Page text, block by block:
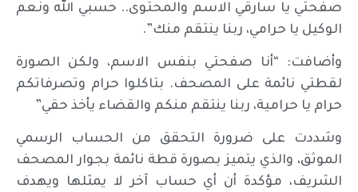
صفحتي يا سارقي الاسم والمحتوى.. حسبي الله ونعم
الوكيل يا حرامي، ربنا ينتقم منك”.
وأضافت: “أنا صفحتي بنفس الاسم، ولكن الصورة
لقطتي نائمة على المصحف. بتاكلوا حرام وتصرفاتكم
حرام يا حرامية، ربنا ينتقم منكم والقضاء يأخذ حقي”
وشددت على ضرورة التحقق من الحساب الرسمي
الموثق، والذي يتميز بصورة قطة نائمة بجوار المصحف
الشريف، مؤكدة أن أي حساب آخر لا يمثلها ويهدف